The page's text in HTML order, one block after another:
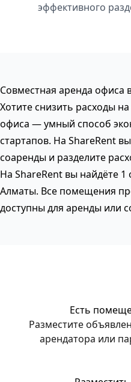
эффективного
Совместная аренда офиса
Хотите снизить расходы
офиса — умный способ
стартапов. На ShareRent
соаренды и разделите
На ShareRent вы найдёте
Алматы. Все помещения
доступны для аренды или
Есть
Разместите
арендатора или